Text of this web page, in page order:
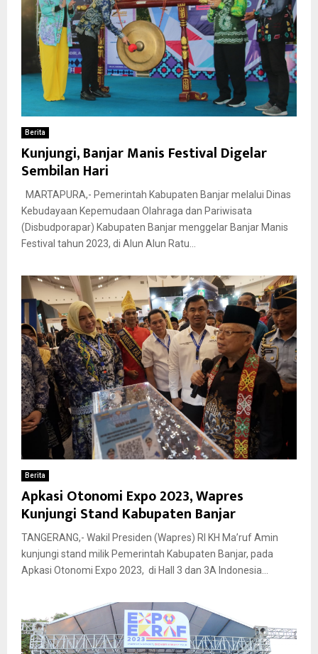
Berita
Kunjungi, Banjar Manis Festival Digelar
Sembilan Hari
MARTAPURA,- Pemerintah Kabupaten Banjar melalui Dinas
Kebudayaan Kepemudaan Olahraga dan Pariwisata
(Disbudporapar) Kabupaten Banjar menggelar Banjar Manis
Festival tahun 2023, di Alun Alun Ratu...
Berita
Apkasi Otonomi Expo 2023, Wapres
Kunjungi Stand Kabupaten Banjar
TANGERANG,- Wakil Presiden (Wapres) RI KH Ma’ruf Amin
kunjungi stand milik Pemerintah Kabupaten Banjar, pada
Apkasi Otonomi Expo 2023, di Hall 3 dan 3A Indonesia...